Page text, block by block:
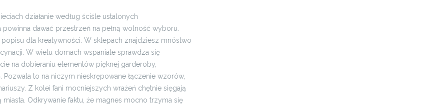
działanie według ściśle ustalonych
dawać przestrzeń na pełną wolność wyboru.
dla kreatywności. W sklepach znajdziesz mnóstwo
W wielu domach wspaniale sprawdza się
na dobieraniu elementów pięknej garderoby,
to na niczym nieskrępowane łączenie wzorów,
Z kolei fani mocniejszych wrażeń chętnie sięgają
Odkrywanie faktu, że magnes mocno trzyma się